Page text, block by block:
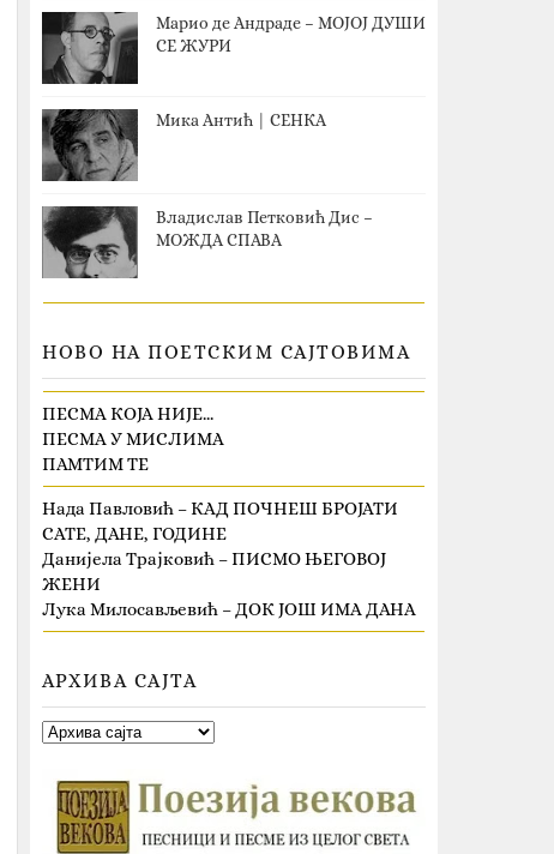
Марио де Андраде – МОЈОЈ ДУШИ
СЕ ЖУРИ
Мика Антић | СЕНКА
Владислав Петковић Дис –
МОЖДА СПАВА
НОВО НА ПОЕТСКИМ САЈТОВИМА
ПЕСМА КОЈА НИЈЕ…
ПЕСМА У МИСЛИМА
ПАМТИМ ТЕ
Нада Павловић – КАД ПОЧНЕШ БРОЈАТИ
САТЕ, ДАНЕ, ГОДИНЕ
Данијела Трајковић – ПИСМО ЊЕГОВОЈ
ЖЕНИ
Лука Милосављевић – ДОК ЈОШ ИМА ДАНА
АРХИВА САЈТА